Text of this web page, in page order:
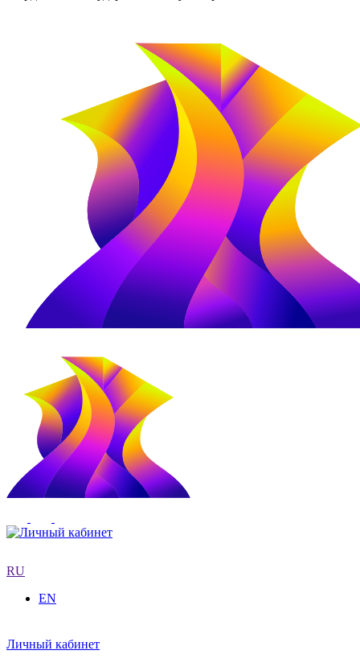
RU
EN
Личный кабинет